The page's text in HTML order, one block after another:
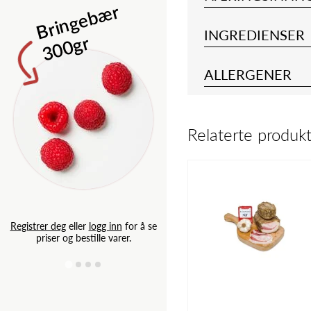
B
ri
n
g
e
b
æ
r
3
0
0
g
r
Registrer degeller logg inn for å se
priser og bestille varer.
Isbergsalat
Registrer degellerlogg inn
priser og bestille varer.
INGREDIENSER
ALLERGENER
Relaterte